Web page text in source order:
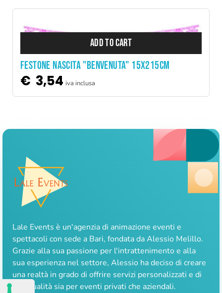
ADD TO CART
FESTONE NASCITA "BENVENUTA" 15X215CM
€ 3,54 iva inclusa
Lale Events è un'agenzia di animazione eventi e
spettacoli con sede a Bari, fondata da Alessio Melillo.
Grazie alla sua passione per l'intrattenimento e alla
sua esperienza nel settore, Alessio ha deciso di creare
una realtà in grado di offrire servizi personalizzati e di
alta qualità sia per eventi privati che aziendali.